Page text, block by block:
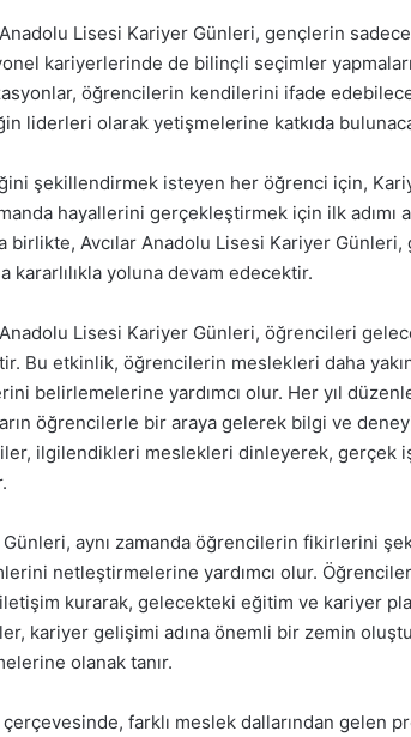
Lisesi Kariyer Günleri, gençlerin
kariyerlerinde de bilinçli seçimler
öğrencilerin kendilerini ifade
liderleri olarak yetişmelerine katkıda
şekillendirmek isteyen her öğrenci için,
hayallerini gerçekleştirmek için ilk adımı
birlikte, Avcılar Anadolu Lisesi Kariyer
kararlılıkla yoluna devam edecektir.
Lisesi Kariyer Günleri, öğrencileri
Bu etkinlik, öğrencilerin meslekleri daha
belirlemelerine yardımcı olur. Her yıl
öğrencilerle bir araya gelerek bilgi ve
ilgilendikleri meslekleri dinleyerek, gerçek
aynı zamanda öğrencilerin fikirlerini
netleştirmelerine yardımcı olur.
kurarak, gelecekteki eğitim ve kariyer
kariyer gelişimi adına önemli bir zemin
olanak tanır.
farklı meslek dallarından gelen